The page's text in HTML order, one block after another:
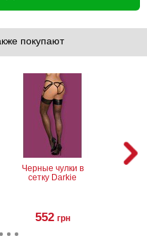
покупают
Черные чулки в
сетку Darkie
552 грн